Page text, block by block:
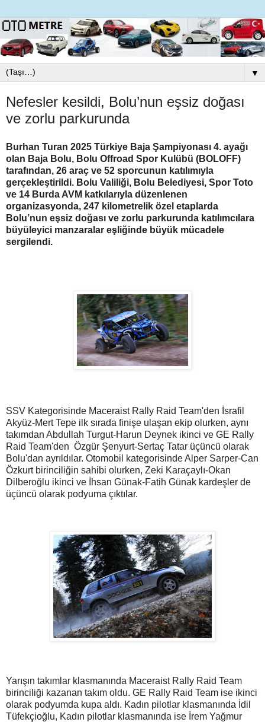
▼
Nefesler kesildi, Bolu’nun eşsiz doğası
ve zorlu parkurunda
Burhan Turan 2025 Türkiye Baja Şampiyonası 4. ayağı
olan Baja Bolu, Bolu Offroad Spor Kulübü (BOLOFF)
tarafından, 26 araç ve 52 sporcunun katılımıyla
gerçekleştirildi. Bolu Valiliği, Bolu Belediyesi, Spor Toto
ve 14 Burda AVM katkılarıyla düzenlenen
organizasyonda, 247 kilometrelik özel etaplarda
Bolu’nun eşsiz doğası ve zorlu parkurunda katılımcılara
büyüleyici manzaralar eşliğinde büyük mücadele
sergilendi.
SSV Kategorisinde Maceraist Rally Raid Team'den İsrafil
Akyüz-Mert Tepe ilk sırada finişe ulaşan ekip olurken, aynı
takımdan Abdullah Turgut-Harun Deynek ikinci ve GE Rally
Raid Team'den Özgür Şenyurt-Sertaç Tatar üçüncü olarak
Bolu'dan ayrıldılar. Otomobil kategorisinde Alper Sarper-Can
Özkurt birinciliğin sahibi olurken, Zeki Karaçaylı-Okan
Dilberoğlu ikinci ve İhsan Günak-Fatih Günak kardeşler de
üçüncü olarak podyuma çıktılar.
Yarışın takımlar klasmanında Maceraist Rally Raid Team
birinciliği kazanan takım oldu. GE Rally Raid Team ise ikinci
olarak podyumda kupa aldı. Kadın pilotlar klasmanında İdil
Tüfekçioğlu, Kadın pilotlar klasmanında ise İrem Yağmur